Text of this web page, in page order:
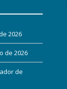
2026
de 2026
de